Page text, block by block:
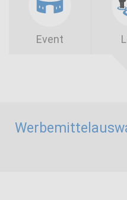
Event